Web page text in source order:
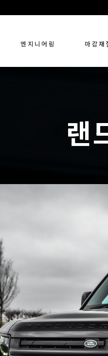
엔지니어링 마감재
캐딜락 에스컬레이드 테
랜